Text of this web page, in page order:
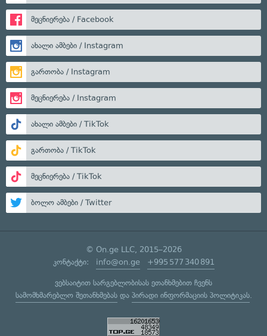
მეცნიერება / Facebook
ახალი ამბები / Instagram
გართობა / Instagram
მეცნიერება / Instagram
ახალი ამბები / TikTok
გართობა / TikTok
მეცნიერება / TikTok
ბოლო ამბები / Twitter
© On.ge LLC, 2015–2026
კონტაქტი: info@on.ge +995 577 340 891
ვებსაიტით სარგებლობისას ეთანხმებით ჩვენს
სამომხმარებლო შეთანხმებასდა პირადი ინფორმაციის პოლიტიკას.